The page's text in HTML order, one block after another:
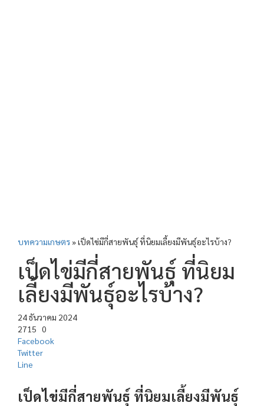
บทความเกษตร»เป็ดไข่มีกี่สายพันธุ์ ที่นิยมเลี้ยงมีพันธุ์อะไรบ้าง?
เป็ดไข่มีกี่สายพันธุ์ ที่นิยม
เลี้ยงมีพันธุ์อะไรบ้าง?
24 ธันวาคม 2024
2715 0
Facebook
Twitter
Line
เป็ดไข่มีกี่สายพันธุ์ ที่นิยมเลี้ยงมีพันธุ์